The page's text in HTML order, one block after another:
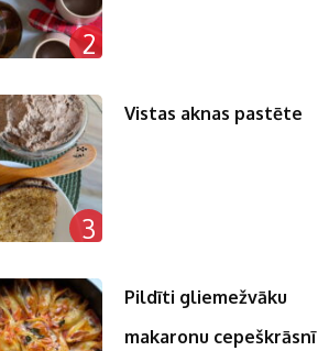
2
3
Vistas aknas pastēte
Pildīti gliemežvāku
makaronu cepeškrāsnī